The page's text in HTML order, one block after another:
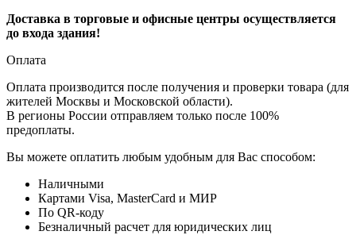
Доставка в торговые и офисные центры осуществляется
до входа здания!
Оплата
Оплата производится после получения и проверки товара (для
жителей Москвы и Московской области).
В регионы России отправляем только после 100%
предоплаты.
Вы можете оплатить любым удобным для Вас способом:
Наличными
Картами Visa, MasterCard и МИР
По QR-коду
Безналичный расчет для юридических лиц